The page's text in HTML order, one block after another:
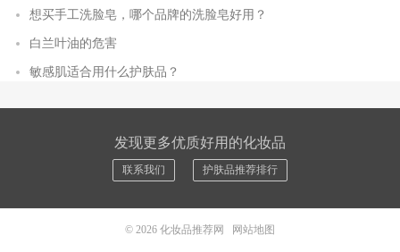
想买手工洗脸皂，哪个品牌的洗脸皂好用？
白兰叶油的危害
敏感肌适合用什么护肤品？
发现更多优质好用的化妆品
联系我们 护肤品推荐排行
© 2026 化妆品推荐网 网站地图